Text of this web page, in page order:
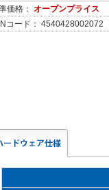
価格： オープンプライス
コード： 4540428002072